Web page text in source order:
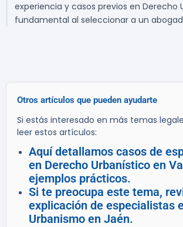
experiencia y casos previos en Derecho
fundamental al seleccionar a un
Otros artículos que pueden ayudarte
Si estás interesado en más temas
leer estos artículos:
Aquí detallamos casos de
en Derecho Urbanístico en
ejemplos prácticos.
Si te preocupa este tema,
explicación de especialistas
Urbanismo en Jaén.